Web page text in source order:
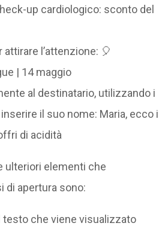
up cardiologico: sconto del
l’attenzione: 🎈
| 14 maggio
al destinatario, utilizzando i
il suo nome: Maria, ecco i
di acidità
ulteriori elementi che
di apertura sono:
testo che viene visualizzato